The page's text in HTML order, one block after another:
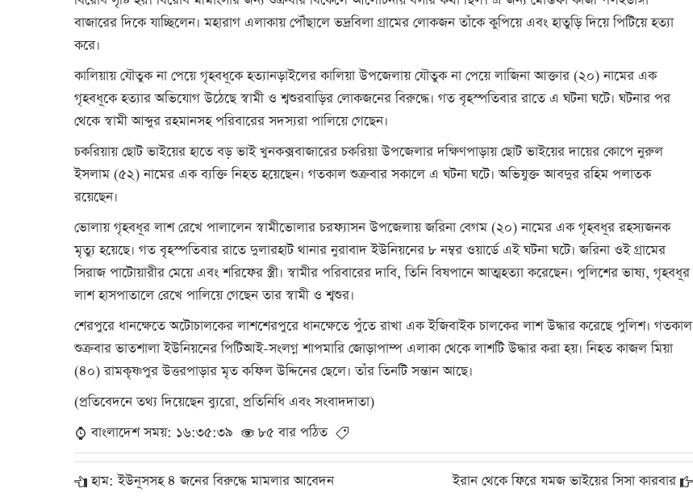
বাজারের দিকে যাচ্ছিলেন। মহারাগ এলাকায় পৌঁছালে ভদ্রবিলা গ্রামের লোকজন তাঁকে কুপিয়ে এবং হাতুড়ি দিয়ে পিটিয়ে হত্যা
করে।
কালিয়ায় যৌতুক না পেয়ে গৃহবধূকে হত্যানড়াইলের কালিয়া উপজেলায় যৌতুক না পেয়ে লাজিনা আক্তার (২০) নামের এক
গৃহবধূকে হত্যার অভিযোগ উঠেছে স্বামী ও শ্বশুরবাড়ির লোকজনের বিরুদ্ধে। গত বৃহস্পতিবার রাতে এ ঘটনা ঘটে। ঘটনার পর
থেকে স্বামী আব্দুর রহমানসহ পরিবারের সদস্যরা পালিয়ে গেছেন।
চকরিয়ায় ছোট ভাইয়ের হাতে বড় ভাই খুনকক্সবাজারের চকরিয়া উপজেলার দক্ষিণপাড়ায় ছোট ভাইয়ের দায়ের কোপে নুরুল
ইসলাম (৫২) নামের এক ব্যক্তি নিহত হয়েছেন। গতকাল শুক্রবার সকালে এ ঘটনা ঘটে। অভিযুক্ত আবদুর রহিম পলাতক
রয়েছেন।
ভোলায় গৃহবধূর লাশ রেখে পালালেন স্বামীভোলার চরফ্যাসন উপজেলায় জরিনা বেগম (২০) নামের এক গৃহবধূর রহস্যজনক
মৃত্যু হয়েছে। গত বৃহস্পতিবার রাতে দুলারহাট থানার নুরাবাদ ইউনিয়নের ৮ নম্বর ওয়ার্ডে এই ঘটনা ঘটে। জরিনা ওই গ্রামের
সিরাজ পাটোয়ারীর মেয়ে এবং শরিফের স্ত্রী। স্বামীর পরিবারের দাবি, তিনি বিষপানে আত্মহত্যা করেছেন। পুলিশের ভাষ্য, গৃহবধূর
লাশ হাসপাতালে রেখে পালিয়ে গেছেন তার স্বামী ও শ্বশুর।
শেরপুরে ধানক্ষেতে অটোচালকের লাশশেরপুরে ধানক্ষেতে পুঁতে রাখা এক ইজিবাইক চালকের লাশ উদ্ধার করেছে পুলিশ। গতকাল
শুক্রবার ভাতশালা ইউনিয়নের পিটিআই-সংলগ্ন শাপমারি জোড়াপাম্প এলাকা থেকে লাশটি উদ্ধার করা হয়। নিহত কাজল মিয়া
(৪০) রামকৃষ্ণপুর উত্তরপাড়ার মৃত কফিল উদ্দিনের ছেলে। তাঁর তিনটি সন্তান আছে।
(প্রতিবেদনে তথ্য দিয়েছেন ব্যুরো, প্রতিনিধি এবং সংবাদদাতা)
বাংলাদেশ সময়: ১৬:৩৫:৩৯
৮৫ বার পঠিত
হাম: ইউনূসসহ ৪ জনের বিরুদ্ধে মামলার আবেদন ইরান থেকে ফিরে যমজ ভাইয়ের সিসা কারবার